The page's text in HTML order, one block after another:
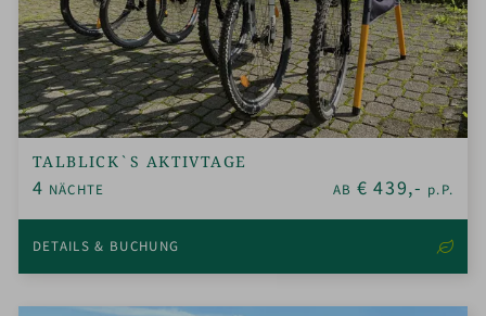
TALBLICK`S AKTIVTAGE
4 NÄCHTE AB € 439,- p.P.
DETAILS & BUCHUNG